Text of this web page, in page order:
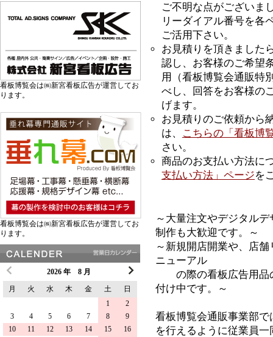
ご不明な点がございま
リーダイアル番号を各
ご活用下さい。
お見積りを頂きました
認し、お客様のご希望
用（看板博覧会通販特
べし、回答をお客様の
げます。
お見積りのご依頼から
は、
こちらの「看板博
さい。
商品のお支払い方法に
支払い方法」ページを
～大量注文やデジタル
制作も大歓迎です。～
～新規開店開業や、店
ニューアル
の際の看板広告用品
付け中です。～
看板博覧会通販事業部
を行えるように従業員
看板博覧会は㈱新宮看板広告が運営してお
ります。
看板博覧会は㈱新宮看板広告が運営してお
ります。
2026 年 8 月
月
火 水 木 金 土
日
1
2
3
4 5 6 7 8
9
10
11 12 13 14 15
16